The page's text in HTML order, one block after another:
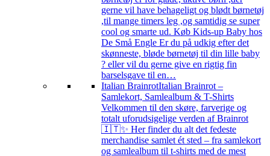
gerne vil have behageligt og blødt børnetøj
,til mange timers leg ,og samtidig se super
cool og smarte ud. Køb Kids-up Baby hos
De Små Engle Er du på udkig efter det
skønneste, bløde børnetøj til din lille baby
? eller vil du gerne give en rigtig fin
barselsgave til en…
Italian BrainrotItalian Brainrot –
Samlekort, Samlealbum & T-Shirts
Velkommen til den skøre, farverige og
totalt uforudsigelige verden af Brainrot
🇮🇹✨ Her finder du alt det fedeste
merchandise samlet ét sted – fra samlekort
og samlealbum til t-shirts med de mest